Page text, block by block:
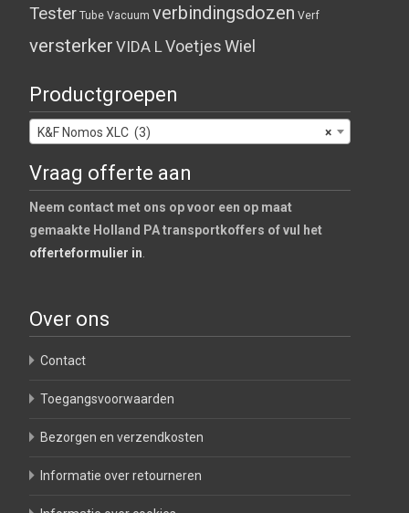
Tester Tube Vacuum verbindingsdozen Verf
versterker VIDA L VoetjesWiel
Productgroepen
×
K&F Nomos XLC (3)
Vraag offerte aan
Neem contact met ons op voor een op maat
gemaakte Holland PA transportkoffers of vul het
offerteformulier in
Over ons
Contact
Toegangsvoorwaarden
Bezorgen en verzendkosten
Informatie over retourneren